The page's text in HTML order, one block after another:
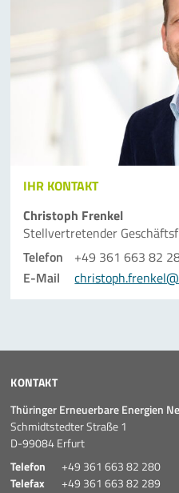
IHR KONTAKT
Christoph Frenkel
Stellvertretender
Telefon
+49 361 663 82
E-Mail
KONTAKT
Thüringer Erneuerbare Energien
Schmidtstedter Straße 1
D-99084 Erfurt
Telefon
+49 361 663 82 280
Telefax
+49 361 663 82 289